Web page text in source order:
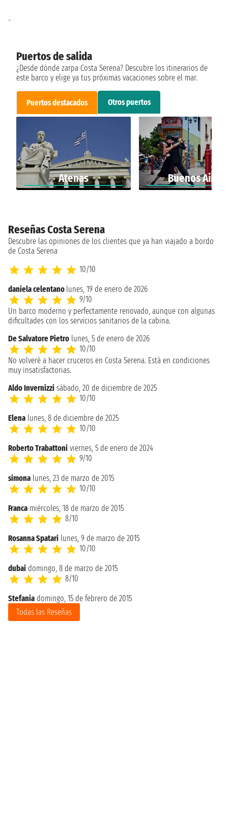
Puertos de salida
¿Desde dónde zarpa Costa Serena? Descubre los itinerarios de
este barco y elige ya tus próximas vacaciones sobre el mar.
Puertos destacados Otros puertos
Atenas Buenos Aires
-
Reseñas Costa Serena
Descubre las opiniones de los clientes que ya han viajado a bordo
de Costa Serena
10/10
daniela celentano lunes, 19 de enero de 2026
9/10
Un barco moderno y perfectamente renovado, aunque con algunas
dificultades con los servicios sanitarios de la cabina.
De Salvatore Pietro lunes, 5 de enero de 2026
10/10
No volveré a hacer cruceros en Costa Serena. Está en condiciones
muy insatisfactorias.
Aldo Invernizzi sábado, 20 de diciembre de 2025
10/10
Elena lunes, 8 de diciembre de 2025
10/10
Roberto Trabattoni viernes, 5 de enero de 2024
9/10
simona lunes, 23 de marzo de 2015
10/10
Franca miércoles, 18 de marzo de 2015
8/10
Rosanna Spatari lunes, 9 de marzo de 2015
10/10
dubai domingo, 8 de marzo de 2015
8/10
Stefania domingo, 15 de febrero de 2015
Todas las Reseñas